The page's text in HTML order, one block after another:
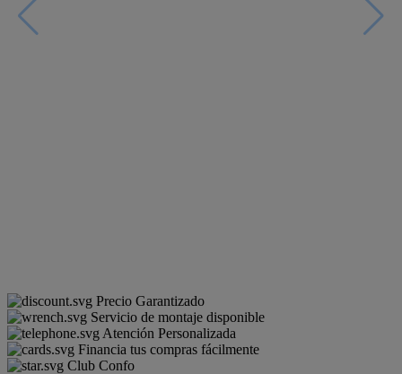
Precio Garantizado
Servicio de montaje disponible
Atención Personalizada
Financia tus compras fácilmente
Club Confo